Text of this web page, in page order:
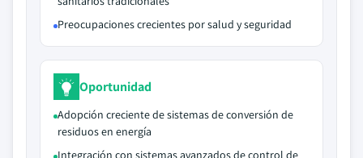
Preocupaciones crecientes por salud y seguridad
Oportunidad
Adopción creciente de sistemas de conversión de
residuos en energía
Integración con sistemas avanzados de control de